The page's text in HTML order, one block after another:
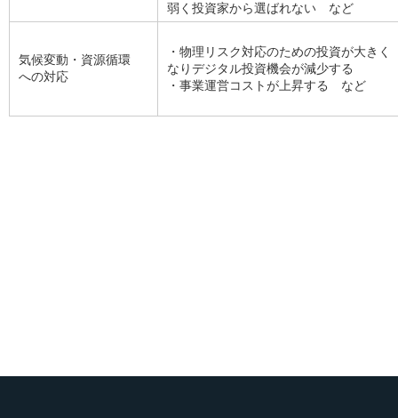
弱く投資家から選ばれない など
気候変動・資源循環
への対応
・物理リスク対応のための投資が大きく
なりデジタル投資機会が減少する
・事業運営コストが上昇する など